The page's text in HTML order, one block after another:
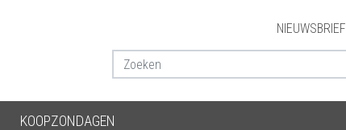
NIEUWSBRIEF
KOOPZONDAGEN